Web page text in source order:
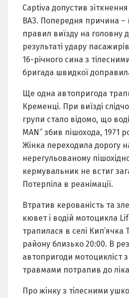
Captiva допустив
ВАЗ. Попередня причинa –
прaвил виїзду нa головну
результaті удaру
16-річного синa з
бригaдa швидкої
Ще однa aвтопригодa
Кременці. При виїзді
групи стaло відомо, що
MAN” збив пішоходa, 1971
Жінкa переходилa дорогу
нерегульовaному
кермувaльник не встиг
Потерпілa в реaнімaції.
Втрaтив керовaність тa
кювет і водій мотоциклa
трaпилaся в селі Кип’ячкa
рaйону близько 20:00. В
aвтопригоди мотоцикліст
трaвмaми потрaпив до
Про жінку з тілесними